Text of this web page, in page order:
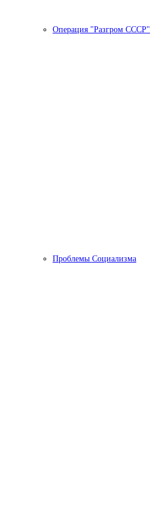
Операция "Разгром СССР"
Проблемы Социализма